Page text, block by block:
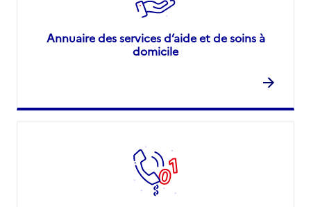
Annuaire des services d’aide et de soins à
domicile